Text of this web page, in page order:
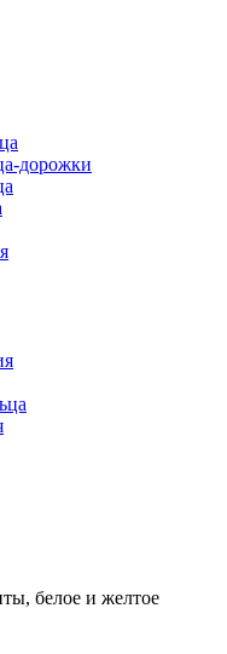
дорожки
белое и желтое